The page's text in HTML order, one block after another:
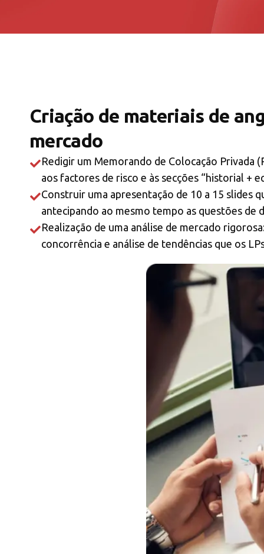
Criação de materiais de
mercado
Redigir um Memorando de Colocação Privada
aos factores de risco e às secções “historial +
Construir uma apresentação de 10 a 15 slides
antecipando ao mesmo tempo as questões de
Realização de uma análise de mercado
concorrência e análise de tendências que os